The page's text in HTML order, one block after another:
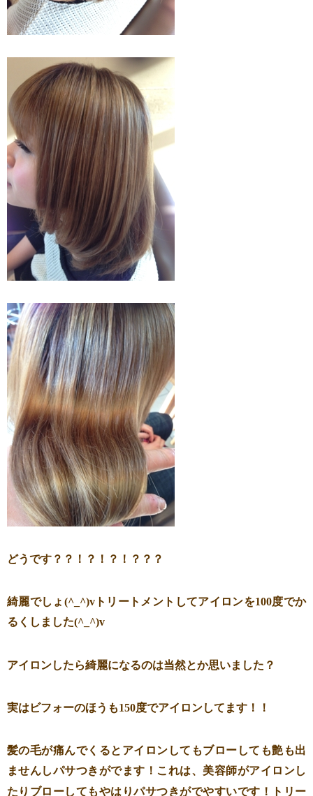
どうです？？！？！？！？？？
綺麗でしょ(^_^)vトリートメントしてアイロンを100度でか
るくしました(^_^)v
アイロンしたら綺麗になるのは当然とか思いました？
実はビフォーのほうも150度でアイロンしてます！！
髪の毛が痛んでくるとアイロンしてもブローしても艶も出
ませんしパサつきがでます！これは、美容師がアイロンし
たりブローしてもやはりパサつきがでやすいです！トリー